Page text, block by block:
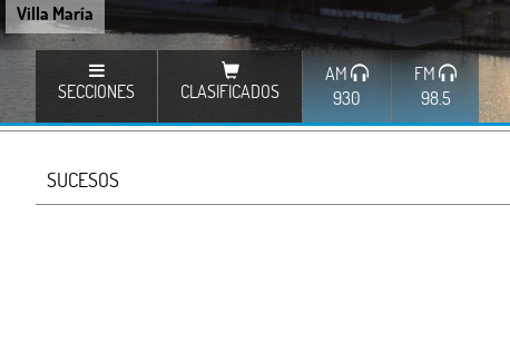
Villa María
SECCIONES CLASIFICADOS
AM
930
FM
98.5
SUCESOS